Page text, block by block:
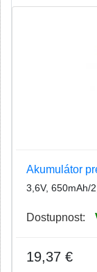
Akumulátor
3,6V, 650mAh/
Dostupnost:
19,37 €